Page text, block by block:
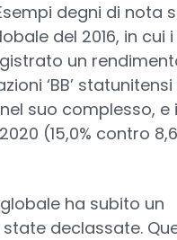
degni di nota
del 2016, in cui i
un
‘BB’
suo complesso, e
(15,0% contro
ha subito un
declassate.